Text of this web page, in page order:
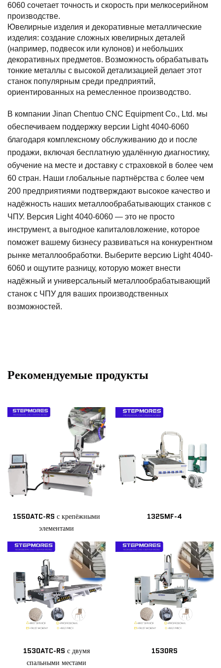
6060 сочетает точность и скорость при мелкосерийном
производстве.
Ювелирные изделия и декоративные металлические
изделия: создание сложных ювелирных деталей
(например, подвесок или кулонов) и небольших
декоративных предметов. Возможность обрабатывать
тонкие металлы с высокой детализацией делает этот
станок популярным среди предприятий,
ориентированных на ремесленное производство.
В компании Jinan Chentuo CNC Equipment Co., Ltd. мы
обеспечиваем поддержку версии Light 4040-6060
благодаря комплексному обслуживанию до и после
продажи, включая бесплатную удалённую диагностику,
обучение на месте и доставку с страховкой в более чем
60 стран. Наши глобальные партнёрства с более чем
200 предприятиями подтверждают высокое качество и
надёжность наших металлообрабатывающих станков с
ЧПУ. Версия Light 4040-6060 — это не просто
инструмент, а выгодное капиталовложение, которое
поможет вашему бизнесу развиваться на конкурентном
рынке металлообработки. Выберите версию Light 4040-
6060 и ощутите разницу, которую может внести
надёжный и универсальный металлообрабатывающий
станок с ЧПУ для ваших производственных
возможностей.
Рекомендуемые продукты
1550ATC-RS с крепёжными
элементами
1325MF-4
1530ATC-RS с двумя
спальными местами
1530RS